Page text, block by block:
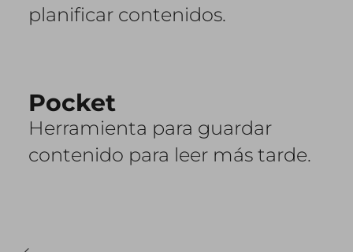
planificar contenidos.
Pocket
Herramienta para guardar
contenido para leer más tarde.